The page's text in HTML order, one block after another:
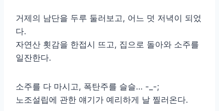
거제의 남단을 두루 둘러보고, 어느 덧 저녁이 되었
다.
자연산 횟감을 한접시 뜨고, 집으로 돌아와 소주를
일잔한다.
소주를 다 마시고, 폭탄주를 슬슬… -_-;
노조설립에 관한 얘기가 예리하게 날 찔러온다.